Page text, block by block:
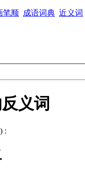
笔顺 成语词典 近义词
义词
: